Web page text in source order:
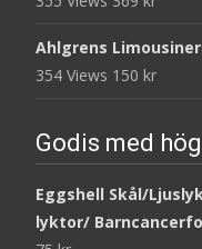
Ahlgrens
354 Views 150 kr
Godis med
Eggshell Skål/
lyktor/